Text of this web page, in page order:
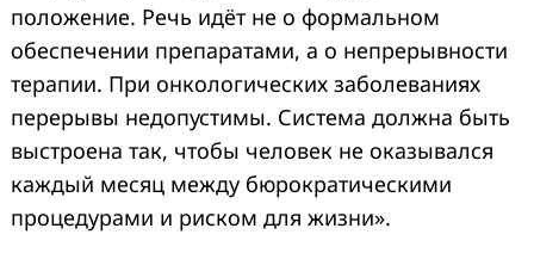
положение. Речь идёт не о формальном
обеспечении препаратами, а о непрерывности
терапии. При онкологических заболеваниях
перерывы недопустимы. Система должна быть
выстроена так, чтобы человек не оказывался
каждый месяц между бюрократическими
процедурами и риском для жизни».